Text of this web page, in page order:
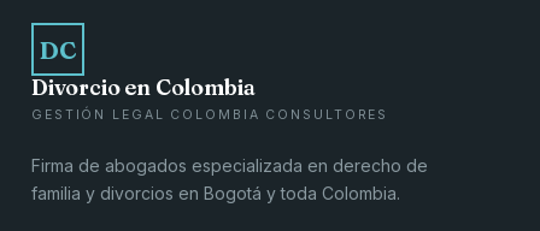
DC
Divorcio en Colombia
GESTIÓN LEGAL COLOMBIA CONSULTORES
Firma de abogados especializada en derecho de
familia y divorcios en Bogotá y toda Colombia.